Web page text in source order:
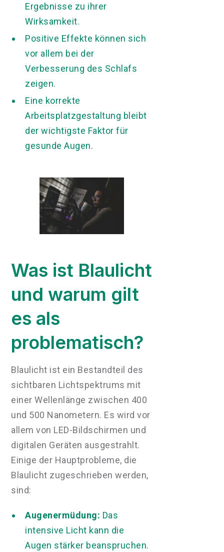
Ergebnisse zu ihrer
Wirksamkeit.
Positive Effekte können sich
vor allem bei der
Verbesserung des Schlafs
zeigen.
Eine korrekte
Arbeitsplatzgestaltung bleibt
der wichtigste Faktor für
gesunde Augen.
Was ist Blaulicht
und warum gilt
es als
problematisch?
Blaulicht ist ein Bestandteil des
sichtbaren Lichtspektrums mit
einer Wellenlänge zwischen 400
und 500 Nanometern. Es wird vor
allem von LED-Bildschirmen und
digitalen Geräten ausgestrahlt.
Einige der Hauptprobleme, die
Blaulicht zugeschrieben werden,
sind:
Augenermüdung: Das
intensive Licht kann die
Augen stärker beanspruchen.